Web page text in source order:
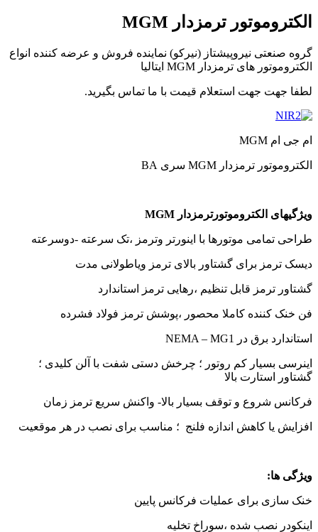
الکتروموتور ترمزدار MGM
گروه صنعتی نیروپیشتاز (نیرکو) نماینده فروش و عرضه کننده انواع
الکتروموتور های ترمزدار MGM ایتالیا
لطفا جهت جهت استعلام قیمت با ما تماس بگیرید.
ام جی ام MGM
الکتروموتور ترمزدار MGM سری BA
ویژگیهای الکتروموتورترمزدار MGM
طراحی تمامی موتورها با اینورتر وترمز ،تک سرعته -دوسرعته
دیسک ترمز برای گشتاور بالای ترمز ویاطولانی مدت
گشتاور ترمز قابل تنظیم ،رهایی ترمز استاندارد
فن خنک کننده کاملا محصور ،پوشش ترمز فولاد فشرده
استاندارد برق در NEMA – MG1
اینرسی بسیار کم روتور ؛ چرخش دستی شفت با آلن کلیدی ؛
گشتاور استارت بالا
فرکانس شروع و توقف بسیار بالا- واکنش سریع ترمز زمان
افزایش یا کاهش اندازه فلنج ؛ مناسب برای نصب در هر موقعیت
ویژگی ها:
خنک سازی برای عملیات فرکانس پایین
اینکودر نصب شده ،سوراخ تخلیه